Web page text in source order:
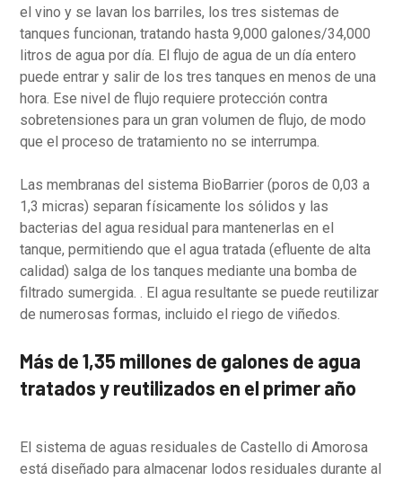
el vino y se lavan los barriles, los tres sistemas de
tanques funcionan, tratando hasta 9,000 galones/34,000
litros de agua por día. El flujo de agua de un día entero
puede entrar y salir de los tres tanques en menos de una
hora. Ese nivel de flujo requiere protección contra
sobretensiones para un gran volumen de flujo, de modo
que el proceso de tratamiento no se interrumpa.
Las membranas del sistema BioBarrier (poros de 0,03 a
1,3 micras) separan físicamente los sólidos y las
bacterias del agua residual para mantenerlas en el
tanque, permitiendo que el agua tratada (efluente de alta
calidad) salga de los tanques mediante una bomba de
filtrado sumergida. . El agua resultante se puede reutilizar
de numerosas formas, incluido el riego de viñedos.
Más de 1,35 millones de galones de agua
tratados y reutilizados en el primer año
El sistema de aguas residuales de Castello di Amorosa
está diseñado para almacenar lodos residuales durante al